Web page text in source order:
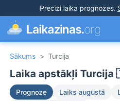
Precīzi laika prognozes.
Laikazinas.org
Sākums > Turcija
Laika apstākļi
Prognoze Laiks augustā